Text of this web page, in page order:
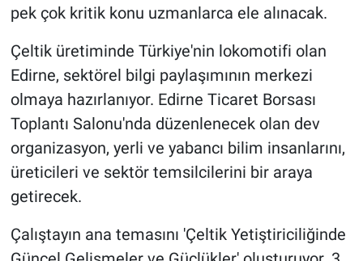
pek çok kritik konu uzmanlarca ele alınacak.
Çeltik üretiminde Türkiye'nin lokomotifi olan
Edirne, sektörel bilgi paylaşımının merkezi
olmaya hazırlanıyor. Edirne Ticaret Borsası
Toplantı Salonu'nda düzenlenecek olan dev
organizasyon, yerli ve yabancı bilim insanlarını,
üreticileri ve sektör temsilcilerini bir araya
getirecek.
Çalıştayın ana temasını 'Çeltik Yetiştiriciliğinde